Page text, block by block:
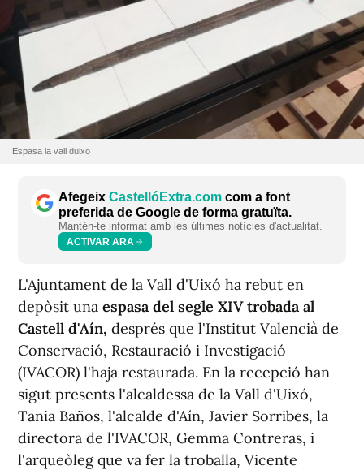
Espasa la vall duixo
Afegeix CastellóExtra.com com a font
preferida de Google de forma gratuïta.
Mantén-te informat amb les últimes notícies d'actualitat.
ACTIVAR ARA
L'Ajuntament de la Vall d'Uixó ha rebut en
depòsit una espasa del segle XIV trobada al
Castell d'Aín, després que l'Institut Valencià de
Conservació, Restauració i Investigació
(IVACOR) l'haja restaurada. En la recepció han
sigut presents l'alcaldessa de la Vall d'Uixó,
Tania Baños, l'alcalde d'Aín, Javier Sorribes, la
directora de l'IVACOR, Gemma Contreras, i
l'arqueòleg que va fer la troballa, Vicente